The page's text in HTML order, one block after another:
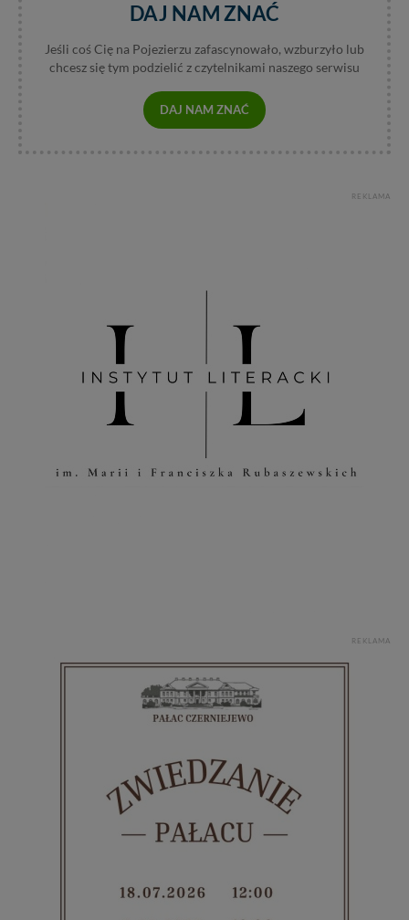
DAJ NAM ZNAĆ
Jeśli coś Cię na Pojezierzu zafascynowało, wzburzyło lub
chcesz się tym podzielić z czytelnikami naszego serwisu
DAJ NAM ZNAĆ
REKLAMA
REKLAMA